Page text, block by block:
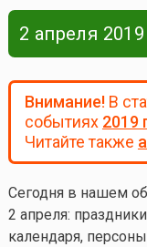
2 апреля 2019
Внимание!В
событиях 2019
Читайте также
Сегодня в нашем
2 апреля:
календаря,